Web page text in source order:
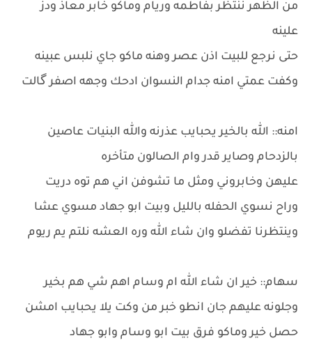
من الظهر ننتظر بفاطمه وريام وماكو خابر معاذ ودز
علينه
حتى نرجع للبيت اذن عصر وهنه ماكو جاي نلبس عبينه
وكفت عمتي امنه جدام النسوان ادحك وجهه اصفر گالت
امنه:: الله بالخير يحبايب عذرنه والله البنيات عاصين
بالزدحام وصاير قدر وام الصالون متأخره
عليهن وخابروني ومثل ما تشوفن اني هم توه دريت
وراح نسوي الحفله بالليل وبيت ابو جهاد مسوي عشا
وينتظرنا تفضلو وان شاء الله وره العشه نلتم يم ريوم
سهام:: خير ان شاء الله ام وسام اهم شي هم بخير
وجلونه عليهم جان انطو خبر من وكت يلا يحبايب امشن
حصل خير وماكو فرق بيت ابو وسام وابو جهاد